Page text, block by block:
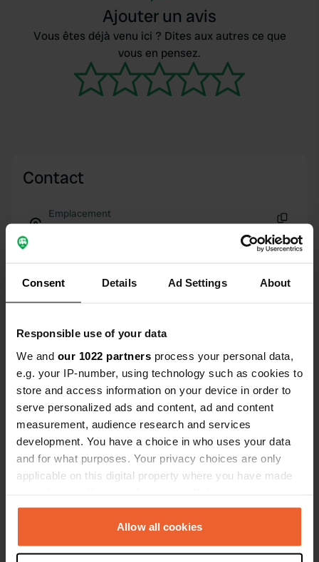
Consent Details Ad Settings About
Responsible use of your data
We and our 1022 partners process your personal data,
e.g. your IP-number, using technology such as cookies to
store and access information on your device in order to
serve personalized ads and content, ad and content
measurement, audience research and services
development. You have a choice in who uses your data
and for what purposes. Your privacy choices are only
applicable on this digital property where you have made
any time from the Cookie Declaration or by clicking on
the Privacy trigger icon.Allow all cookies
Ajouter un avis
Vous êtes déjà venu ici ? Dites aux autres ce que
vous en pensez.
Contact
Emplacement
Copie
48° 50' 23" N 8° 7' 12" E
48.8396 8.12001
Code du site
196052 Copie
Passer à
pour toutes les coordonnées PRO+
Carte
Afficher sur la carte
Information
Parking - Rhin - zone portuaire - centre-ville